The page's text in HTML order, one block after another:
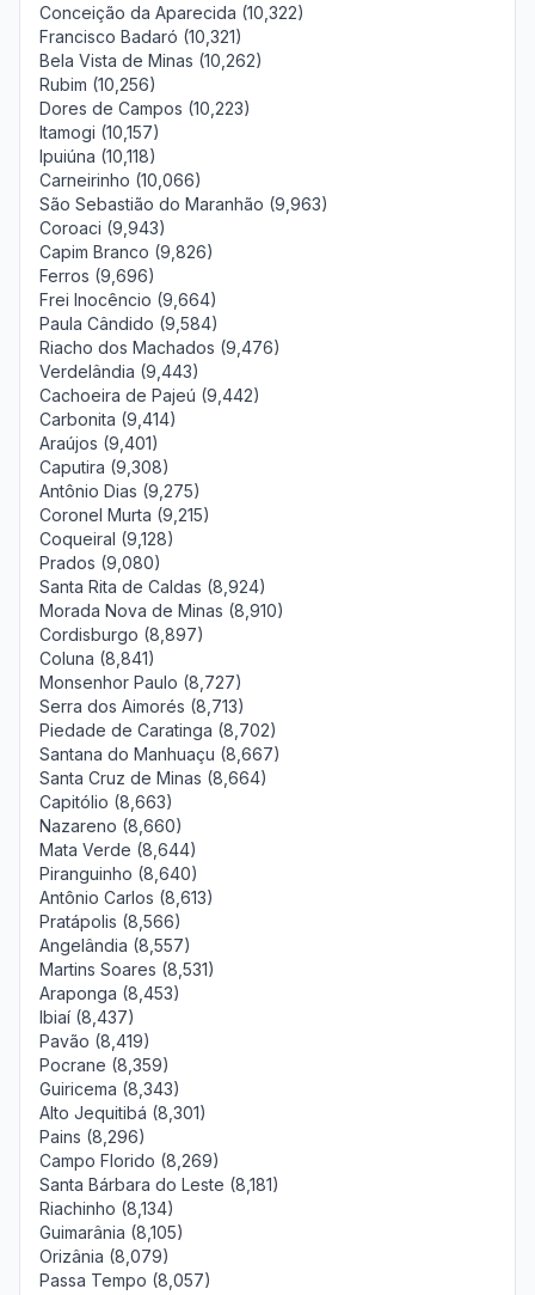
Conceição da Aparecida (10,322)
Francisco Badaró (10,321)
Bela Vista de Minas (10,262)
Rubim (10,256)
Dores de Campos (10,223)
Itamogi (10,157)
Ipuiúna (10,118)
Carneirinho (10,066)
São Sebastião do Maranhão (9,963)
Coroaci (9,943)
Capim Branco (9,826)
Ferros (9,696)
Frei Inocêncio (9,664)
Paula Cândido (9,584)
Riacho dos Machados (9,476)
Verdelândia (9,443)
Cachoeira de Pajeú (9,442)
Carbonita (9,414)
Araújos (9,401)
Caputira (9,308)
Antônio Dias (9,275)
Coronel Murta (9,215)
Coqueiral (9,128)
Prados (9,080)
Santa Rita de Caldas (8,924)
Morada Nova de Minas (8,910)
Cordisburgo (8,897)
Coluna (8,841)
Monsenhor Paulo (8,727)
Serra dos Aimorés (8,713)
Piedade de Caratinga (8,702)
Santana do Manhuaçu (8,667)
Santa Cruz de Minas (8,664)
Capitólio (8,663)
Nazareno (8,660)
Mata Verde (8,644)
Piranguinho (8,640)
Antônio Carlos (8,613)
Pratápolis (8,566)
Angelândia (8,557)
Martins Soares (8,531)
Araponga (8,453)
Ibiaí (8,437)
Pavão (8,419)
Pocrane (8,359)
Guiricema (8,343)
Alto Jequitibá (8,301)
Pains (8,296)
Campo Florido (8,269)
Santa Bárbara do Leste (8,181)
Riachinho (8,134)
Guimarânia (8,105)
Orizânia (8,079)
Passa Tempo (8,057)